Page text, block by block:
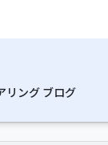
リング ブログ